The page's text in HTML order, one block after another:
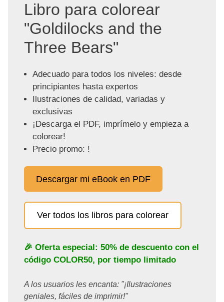
Libro para colorear
"Goldilocks and the
Three Bears"
Adecuado para todos los niveles: desde
principiantes hasta expertos
Ilustraciones de calidad, variadas y
exclusivas
¡Descarga el PDF, imprímelo y empieza a
colorear!
Precio promo: !
Descargar mi eBook en PDF
Ver todos los libros para colorear
🎉 Oferta especial: 50% de descuento con el
código COLOR50, por tiempo limitado
A los usuarios les encanta: "¡Ilustraciones
geniales, fáciles de imprimir!"